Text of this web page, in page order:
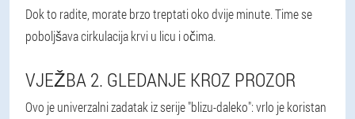
Dok to radite, morate brzo treptati oko dvije minute. Time se
poboljšava cirkulacija krvi u licu i očima.
VJEŽBA 2. GLEDANJE KROZ PROZOR
Ovo je univerzalni zadatak iz serije "blizu-daleko": vrlo je koristan